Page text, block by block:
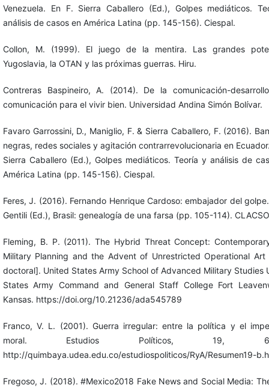
Venezuela. En F. Sierra Caballero (Ed.), Golpes mediáticos.
análisis de casos en América Latina (pp. 145-156). Ciespal.
Collon, M. (1999). El juego de la mentira. Las grandes
Yugoslavia, la OTAN y las próximas guerras. Hiru.
Contreras Baspineiro, A. (2014). De la comunicación-
comunicación para el vivir bien. Universidad Andina Simón Bolívar.
Favaro Garrossini, D., Maniglio, F. & Sierra Caballero, F. (2016).
negras, redes sociales y agitación contrarrevolucionaria en
Sierra Caballero (Ed.), Golpes mediáticos. Teoría y análisis de
América Latina (pp. 145-156). Ciespal.
Feres, J. (2016). Fernando Henrique Cardoso: embajador del
Gentili (Ed.), Brasil: genealogía de una farsa (pp. 105-114).
Fleming, B. P. (2011). The Hybrid Threat Concept:
Military Planning and the Advent of Unrestricted Operational Art
doctoral]. United States Army School of Advanced Military Studies
States Army Command and General Staff College Fort
Kansas. https://doi.org/10.21236/ada545789
Franco, V. L. (2001). Guerra irregular: entre la política y el
moral. Estudios Políticos, 19, 64-
http://quimbaya.udea.edu.co/estudiospoliticos/RyA/Resumen19-
Fregoso, J. (2018). #Mexico2018 Fake News and Social Media: